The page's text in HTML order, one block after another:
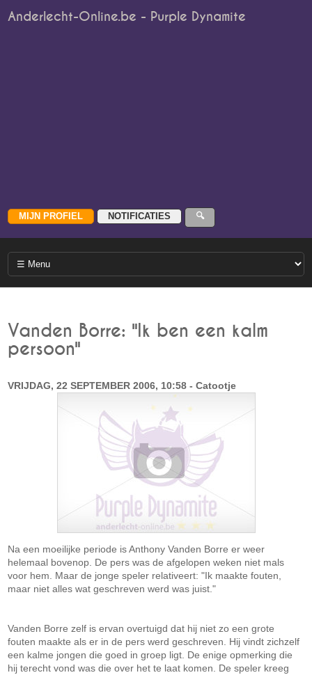
Anderlecht-Online.be - Purple Dynamite
Vanden Borre: "Ik ben een kalm
persoon"
VRIJDAG, 22 SEPTEMBER 2006, 10:58 - Catootje
Na een moeilijke periode is Anthony Vanden Borre er weer
helemaal bovenop. De pers was de afgelopen weken niet mals
voor hem. Maar de jonge speler relativeert: "Ik maakte fouten,
maar niet alles wat geschreven werd was juist."
Vanden Borre zelf is ervan overtuigd dat hij niet zo een grote
fouten maakte als er in de pers werd geschreven. Hij vindt zichzelf
een kalme jongen die goed in groep ligt. De enige opmerking die
hij terecht vond was die over het te laat komen. De speler kreeg